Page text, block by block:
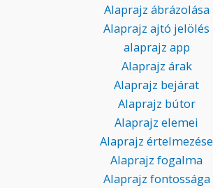
Alaprajz ábrázolása
Alaprajz ajtó jelölés
alaprajz app
Alaprajz árak
Alaprajz bejárat
Alaprajz bútor
Alaprajz elemei
Alaprajz értelmezése
Alaprajz fogalma
Alaprajz fontossága